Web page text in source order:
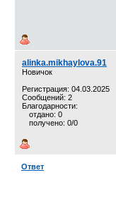
alinka.mikhaylova.91
Новичок
Регистрация: 04.03.2025
Сообщений: 2
Благодарности:
отдано: 0
получено: 0/0
Ответ